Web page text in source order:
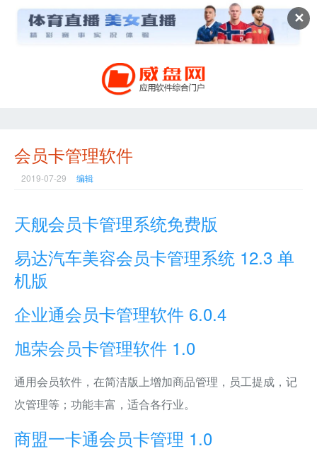
✕
会员卡管理软件
2019-07-29 编辑
天舰会员卡管理系统免费版
易达汽车美容会员卡管理系统 12.3 单
机版
企业通会员卡管理软件 6.0.4
旭荣会员卡管理软件 1.0
通用会员软件，在简洁版上增加商品管理，员工提成，记
次管理等；功能丰富，适合各行业。
商盟一卡通会员卡管理 1.0